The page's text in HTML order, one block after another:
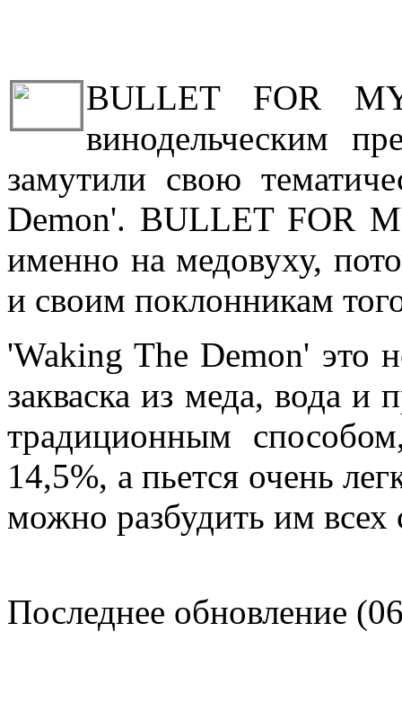
BULLET FOR
винодельческим
замутили свою
Demon'. BULLET FOR
именно на медовуху,
и своим поклонникам
'Waking The Demon' это
закваска из меда, вода
традиционным
14,5%, а пьется очень
можно разбудить им всех
Последнее обновление